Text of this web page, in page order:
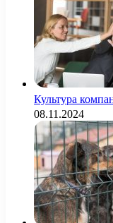
Культура
08.11.2024